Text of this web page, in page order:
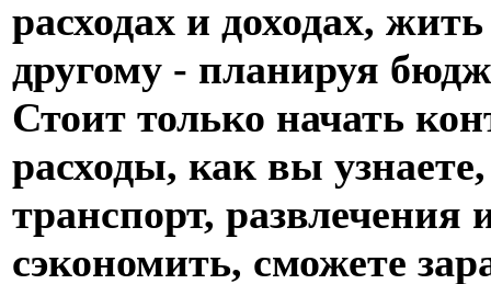
расходах и доходах,
другому - планируя
Стоит только начать
расходы, как вы
транспорт, развлечения
сэкономить, сможете